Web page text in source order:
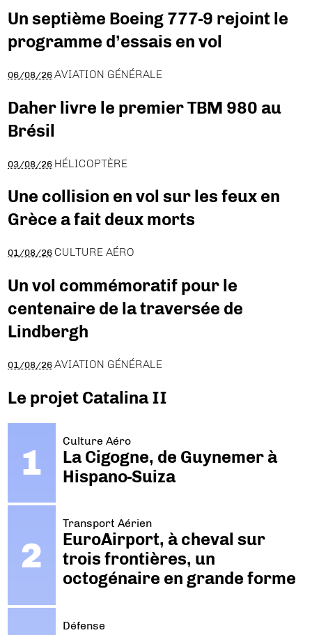
Un septième Boeing 777-9 rejoint le
programme d’essais en vol
06/08/26 AVIATION GÉNÉRALE
Daher livre le premier TBM 980 au
Brésil
03/08/26 HÉLICOPTÈRE
Une collision en vol sur les feux en
Grèce a fait deux morts
01/08/26 CULTURE AÉRO
Un vol commémoratif pour le
centenaire de la traversée de
Lindbergh
01/08/26 AVIATION GÉNÉRALE
Le projet Catalina II
Culture Aéro
La Cigogne, de Guynemer à
Hispano-Suiza
Transport Aérien
EuroAirport, à cheval sur
trois frontières, un
octogénaire en grande forme
Défense